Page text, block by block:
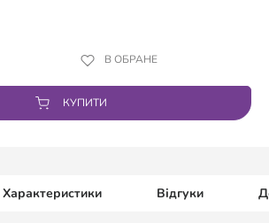
В ОБРАНЕ
КУПИТИ
Характеристики Відгуки